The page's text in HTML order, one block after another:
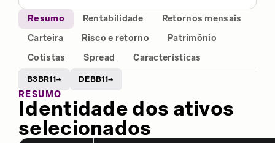
Resumo Rentabilidade
Retornos mensais
Carteira
Risco e retorno
Patrimônio
Cotistas
Spread Características
B3BR11→ DEBB11→
RESUMO
Identidade dos ativos
selecionados